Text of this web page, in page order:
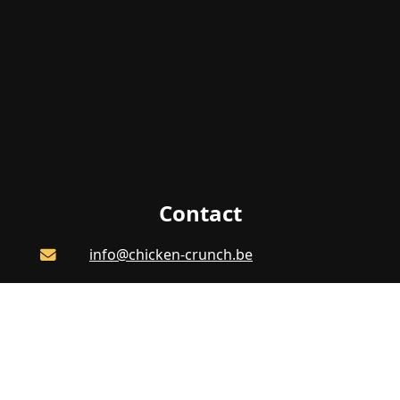
Contact
info@chicken-crunch.be